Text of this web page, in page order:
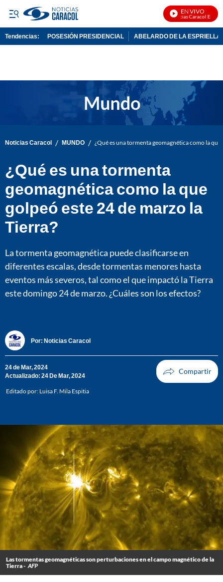
EN VIVO
Noticias Caracol En Vivo
Tendencias: POSESIÓN PRESIDENCIAL ABELARDO DE LA ESPRIELLA
Noticias Caracol / MUNDO / ¿Qué es una tormenta geomagnética como la
¿Qué es una tormenta
geomagnética como la que
golpeó este 24 de marzo la
Tierra?
La tormenta geomagnética puede clasificarse en
diferentes escalas, desde tormentas menores hasta
eventos más severos, tal como el que impactó la Tierra
este domingo 24 de marzo. ¿Cuáles son los efectos?
Por: Noticias Caracol
24 de Mar, 2024
Actualizado: 24 De Mar, 2024
Editado por: Luisa F. Mila Espitia
Las tormentas geomagnéticas son perturbaciones en el campo magnético de la
Tierra - AFP